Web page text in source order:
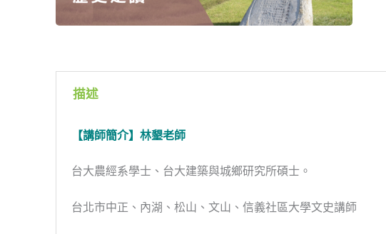
描述
【講師簡介】林墾老師
台大農經系學士、台大建築與城鄉研究所碩士。
台北市中正、內湖、松山、文山、信義社區大學文史講師